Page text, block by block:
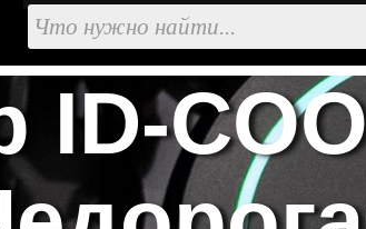
ID-